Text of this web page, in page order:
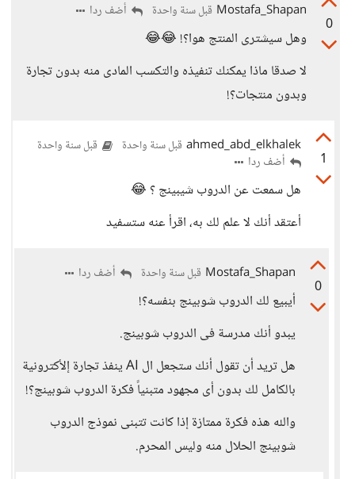
0
Mostafa_Shapan قبل سنة واحدة أضف ردا
وهل سيشترى المنتج هوا؟! 😂😂
لا صدقا ماذا يمكنك تنفيذه والتكسب المادى منه بدون تجارة
وبدون منتجات؟!
1
ahmed_abd_elkhalek قبل سنة واحدة قبل سنة واحدة
أضف ردا
هل سمعت عن الدروب شيبينج ؟ 😂
أعتقد أنك لا علم لك به، اقرأ عنه ستسفيد
0
Mostafa_Shapan قبل سنة واحدة أضف ردا
أيبيع لك الدروب شوبينج بنفسه؟!
يبدو أنك مدرسة فى الدروب شوبينج.
هل تريد أن تقول أنك ستجعل ال AI ينفذ تجارة إلأكترونية
بالكامل لك بدون أى مجهود متبنياً فكرة الدروب شوبينج؟!
والله هذه فكرة ممتازة إذا كانت تتبنى نموذج الدروب
شوبينج الحلال منه وليس المحرم.